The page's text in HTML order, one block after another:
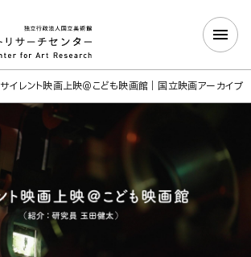
サイレント映画上映＠こども映画館｜国立映画アーカイブ